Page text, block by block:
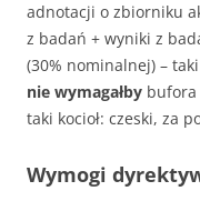
adnotacji o zbiorniku
z badań + wyniki z
(30% nominalnej) –
nie wymagałby bufora
taki kocioł: czeski, za
Wymogi